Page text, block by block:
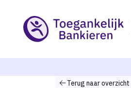
Terug naar overzicht